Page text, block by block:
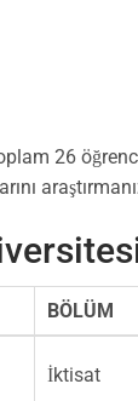
26
BÖLÜM
İktisat